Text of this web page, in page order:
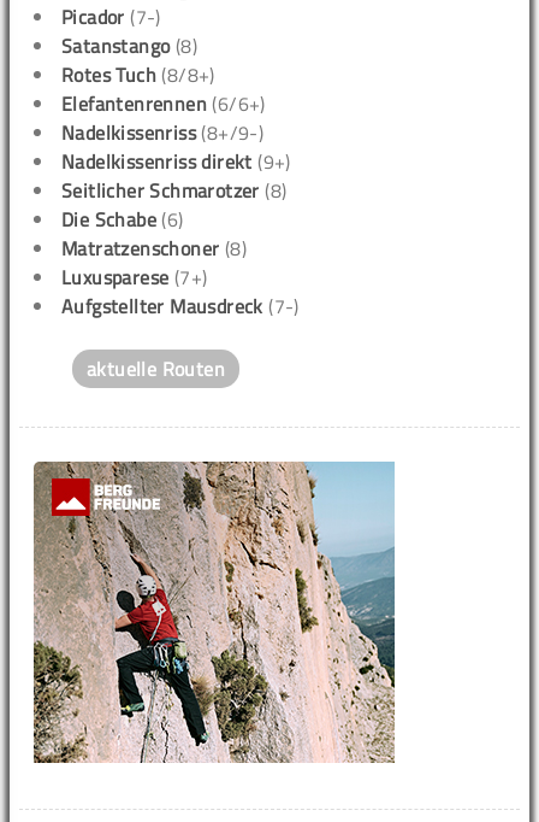
Picador (7-)
Satanstango(8)
Rotes Tuch (8/8+)
Elefantenrennen (6/6+)
Nadelkissenriss(8+/9-)
Nadelkissenriss direkt (9+)
Seitlicher Schmarotzer (8)
Die Schabe (6)
Matratzenschoner (8)
Luxusparese (7+)
Aufgstellter Mausdreck (7-)
aktuelle Routen